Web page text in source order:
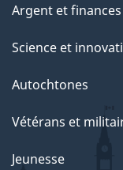
Argent et finances
Science et
Autochtones
Vétérans et
Jeunesse